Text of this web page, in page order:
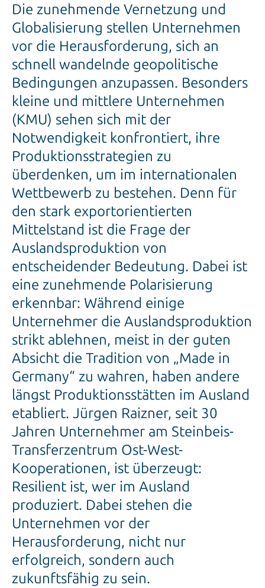
Die zunehmende Vernetzung und
Globalisierung stellen Unternehmen
vor die Herausforderung, sich an
schnell wandelnde geopolitische
Bedingungen anzupassen. Besonders
kleine und mittlere Unternehmen
(KMU) sehen sich mit der
Notwendigkeit konfrontiert, ihre
Produktionsstrategien zu
überdenken, um im internationalen
Wettbewerb zu bestehen. Denn für
den stark exportorientierten
Mittelstand ist die Frage der
Auslandsproduktion von
entscheidender Bedeutung. Dabei ist
eine zunehmende Polarisierung
erkennbar: Während einige
Unternehmer die Auslandsproduktion
strikt ablehnen, meist in der guten
Absicht die Tradition von „Made in
Germany“ zu wahren, haben andere
längst Produktionsstätten im Ausland
etabliert. Jürgen Raizner, seit 30
Jahren Unternehmer am Steinbeis-
Transferzentrum Ost-West-
Kooperationen, ist überzeugt:
Resilient ist, wer im Ausland
produziert. Dabei stehen die
Unternehmen vor der
Herausforderung, nicht nur
erfolgreich, sondern auch
zukunftsfähig zu sein.